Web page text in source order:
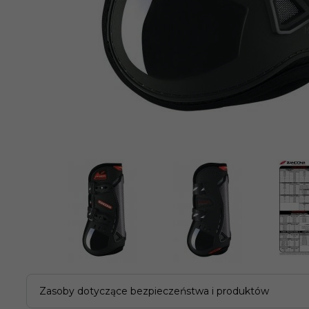
Zasoby dotyczące bezpieczeństwa i produktów